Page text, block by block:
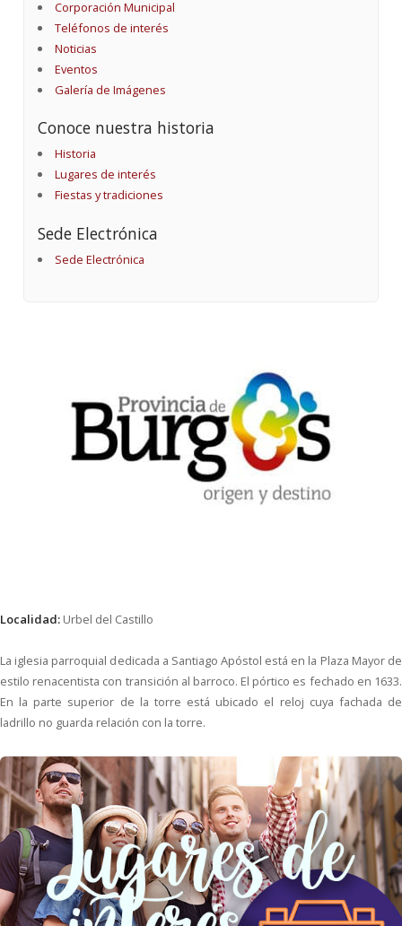
Corporación Municipal
Teléfonos de interés
Noticias
Eventos
Galería de Imágenes
Conoce nuestra historia
Historia
Lugares de interés
Fiestas y tradiciones
Sede Electrónica
Sede Electrónica
Localidad: Urbel del Castillo
La iglesia parroquial dedicada a Santiago Apóstol está en la Plaza Mayor de
estilo renacentista con transición al barroco. El pórtico es fechado en 1633.
En la parte superior de la torre está ubicado el reloj cuya fachada de
ladrillo no guarda relación con la torre.